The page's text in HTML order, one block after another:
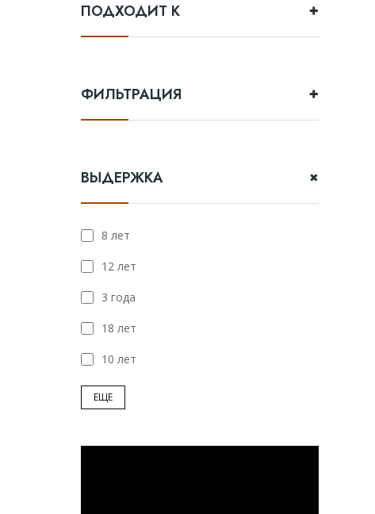
ПОДХОДИТ К
ФИЛЬТРАЦИЯ
ВЫДЕРЖКА
8 лет
12 лет
3 года
18 лет
10 лет
ЕЩЕ